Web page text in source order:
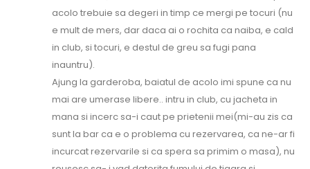
acolo trebuie sa degeri in timp ce mergi pe tocuri (nu
e mult de mers, dar daca ai o rochita ca naiba, e cald
in club, si tocuri, e destul de greu sa fugi pana
inauntru).
Ajung la garderoba, baiatul de acolo imi spune ca nu
mai are umerase libere.. intru in club, cu jacheta in
mana si incerc sa-i caut pe prietenii mei(mi-au zis ca
sunt la bar ca e o problema cu rezervarea, ca ne-ar fi
incurcat rezervarile si ca spera sa primim o masa), nu